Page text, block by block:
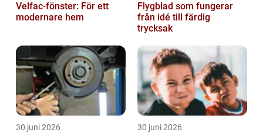
Velfac-fönster: För ett
modernare hem
Flygblad som fungerar
från idé till färdig
trycksak
30 juni 2026 30 juni 2026